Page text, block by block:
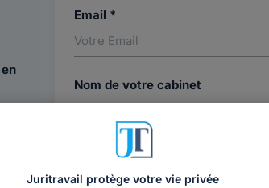
Email *
Nom de votre cabinet
J'accepte les
Juritravail protège votre vie privée